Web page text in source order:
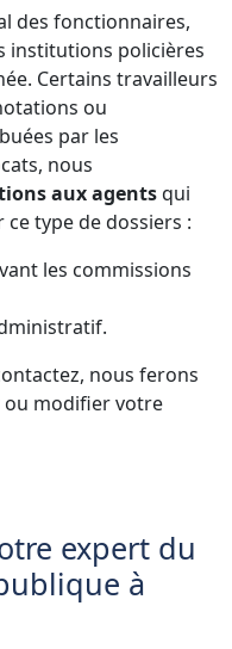
des fonctionnaires,
institutions policières
Certains travailleurs
ou
par les
nous
aux agentsqui
type de dossiers :
les commissions
nous ferons
ou modifier votre
expert du
à